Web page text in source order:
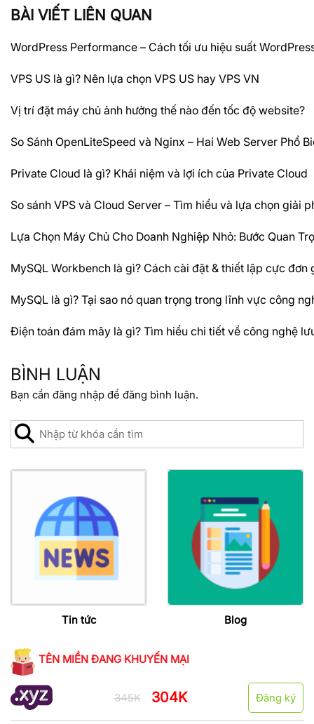
BÀI VIẾT LIÊN QUAN
WordPress Performance – Cách tối ưu hiệu suất
VPS US là gì? Nên lựa chọn VPS US hay VPS VN
Vị trí đặt máy chủ ảnh hưởng thế nào đến tốc độ website?
So Sánh OpenLiteSpeed và Nginx – Hai Web Server Phổ
Private Cloud là gì? Khái niệm và lợi ích của Private Cloud
So sánh VPS và Cloud Server – Tìm hiểu và lựa chọn giải
Lựa Chọn Máy Chủ Cho Doanh Nghiệp Nhỏ: Bước Quan
MySQL Workbench là gì? Cách cài đặt & thiết lập cực đơn
MySQL là gì? Tại sao nó quan trọng trong lĩnh vực công
Điện toán đám mây là gì? Tìm hiểu chi tiết về công nghệ
BÌNH LUẬN
Bạn cần đăng nhập để đăng bình luận.
Tin tức Blog
TÊN MIỀN ĐANG KHUYẾN MẠI
345K 304K Đăng ký